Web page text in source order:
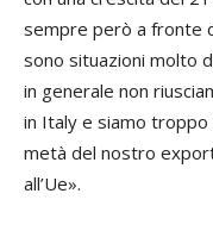
sempre però a fronte
sono situazioni molto
in generale non
in Italy e siamo troppo
metà del nostro
all’Ue».